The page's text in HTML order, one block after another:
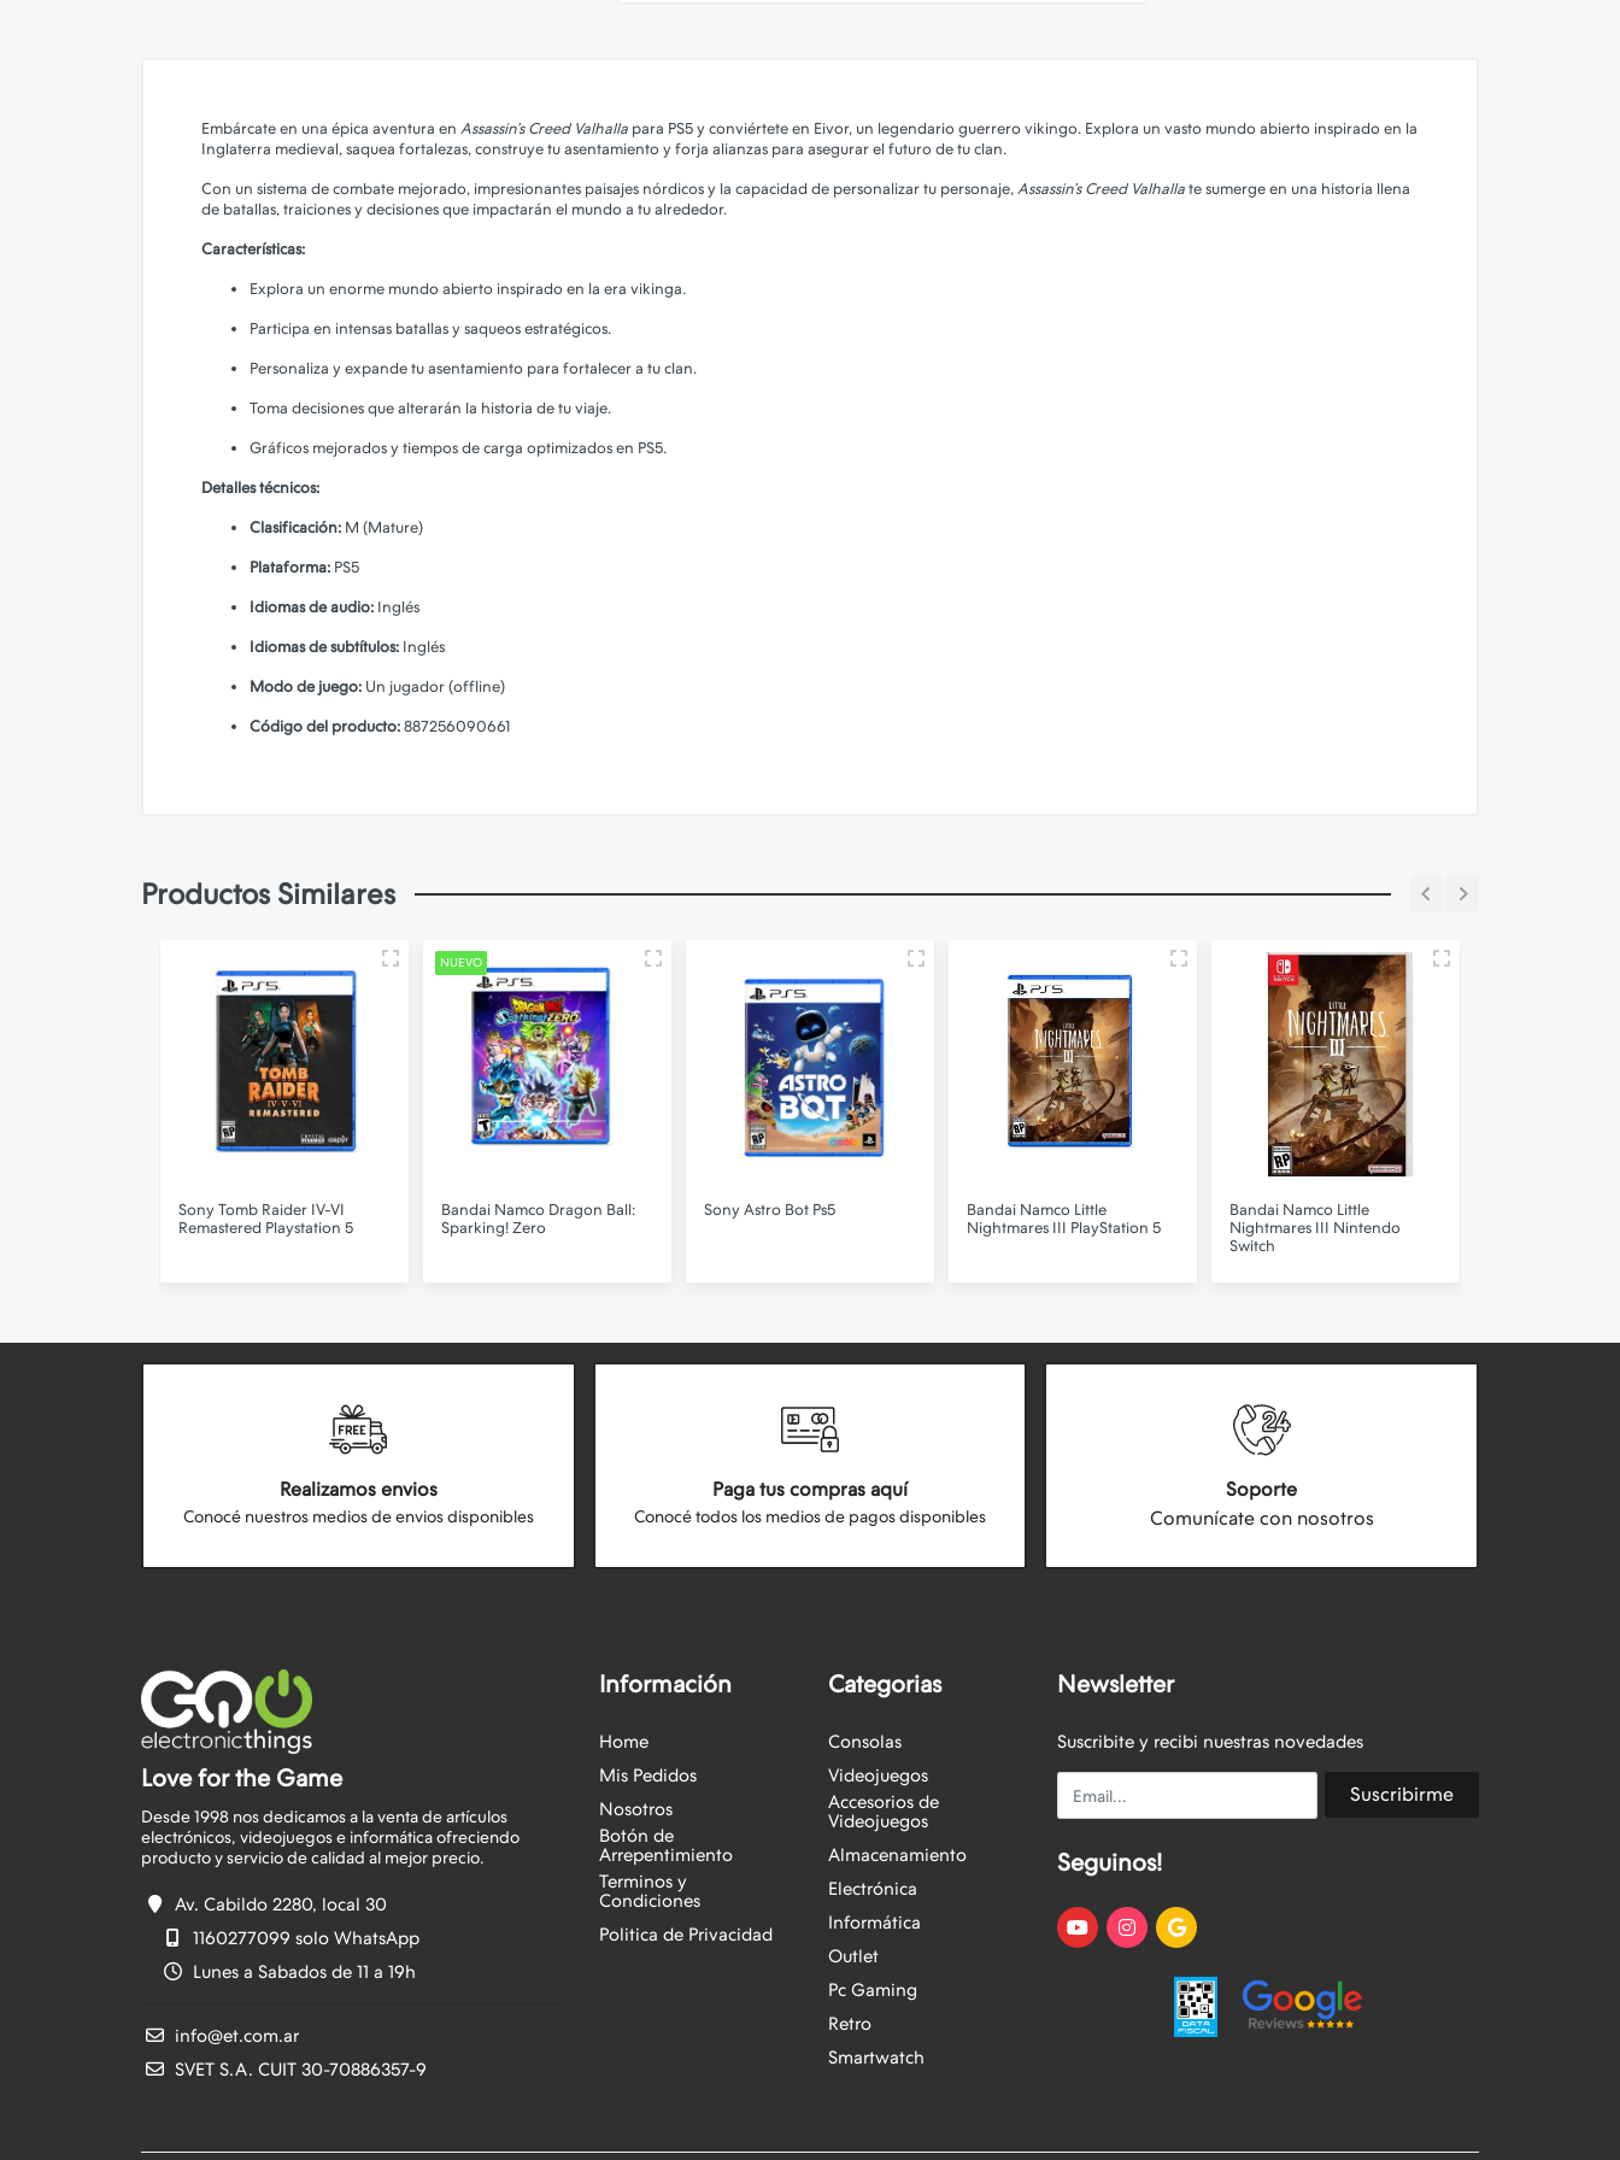
Embárcate en una épica aventura en Assassin’s Creed Valhalla para PS5 y conviértete en Eivor, un legendario guerrero vikingo. Explora un vasto mundo abierto inspirado en la
Inglaterra medieval, saquea fortalezas, construye tu asentamiento y forja alianzas para asegurar el futuro de tu clan.
Con un sistema de combate mejorado, impresionantes paisajes nórdicos y la capacidad de personalizar tu personaje, Assassin’s Creed Valhalla te sumerge en una historia llena
de batallas, traiciones y decisiones que impactarán el mundo a tu alrededor.
Características:
Explora un enorme mundo abierto inspirado en la era vikinga.
Participa en intensas batallas y saqueos estratégicos.
Personaliza y expande tu asentamiento para fortalecer a tu clan.
Toma decisiones que alterarán la historia de tu viaje.
Gráficos mejorados y tiempos de carga optimizados en PS5.
Detalles técnicos:
Clasificación: M (Mature)
Plataforma: PS5
Idiomas de audio: Inglés
Idiomas de subtítulos: Inglés
Modo de juego: Un jugador (offline)
Código del producto: 887256090661
Productos Similares
Sony Tomb Raider IV-VI
Remastered Playstation 5
NUEVO
Bandai Namco Dragon Ball:
Sparking! Zero
Sony Astro Bot Ps5 Bandai Namco Little
Nightmares III PlayStation 5
Bandai Namco Little
Nightmares III Nintendo
Switch
Realizamos envios
Conocé nuestros medios de envios disponibles
Paga tus compras aquí
Conocé todos los medios de pagos disponibles
Soporte
Comunícate con nosotros
Love for the Game
Desde 1998 nos dedicamos a la venta de artículos
electrónicos, videojuegos e informática ofreciendo
Av. Cabildo 2280, local 30
1160277099 solo WhatsApp
Lunes a Sabados de 11 a 19h
info@et.com.ar
SVET S.A. CUIT 30-70886357-9
Información
Home
Mis Pedidos
Nosotros
Botón de
Arrepentimiento
Terminos y
Condiciones
Politica de Privacidad
Categorias
Consolas
Videojuegos
Accesorios de
Videojuegos
Almacenamiento
Electrónica
Informática
Outlet
Pc Gaming
Retro
Smartwatch
Newsletter
Suscribite y recibi nuestras novedades
Email Suscribirme
Seguinos!